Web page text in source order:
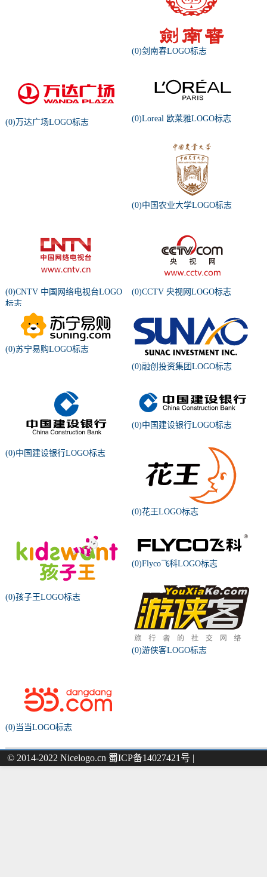
(0)剑南春LOGO标志
(0)万达广场LOGO标志 (0)Loreal 欧莱雅LOGO标志
(0)中国农业大学LOGO标志
(0)CNTV 中国网络电视台LOGO
标志
(0)CCTV 央视网LOGO标志
(0)苏宁易购LOGO标志
(0)融创投资集团LOGO标志
(0)中国建设银行LOGO标志
(0)中国建设银行LOGO标志
(0)花王LOGO标志
(0)孩子王LOGO标志
(0)Flyco飞科LOGO标志
(0)游侠客LOGO标志
(0)当当LOGO标志
© 2014-2022 Nicelogo.cn 蜀ICP备14027421号 |